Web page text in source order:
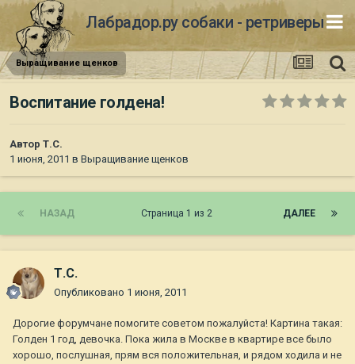
Лабрадор.ру собаки - ретриверы
Выращивание щенков
Воспитание голдена!
Автор Т.С.
1 июня, 2011 в Выращивание щенков
НАЗАД ДАЛЕЕ
Страница 1 из 2
Т.С.
Опубликовано 1 июня, 2011
Дорогие форумчане помогите советом пожалуйста! Картина такая:
Голден 1 год, девочка. Пока жила в Москве в квартире все было
хорошо, послушная, прям вся положительная, и рядом ходила и не